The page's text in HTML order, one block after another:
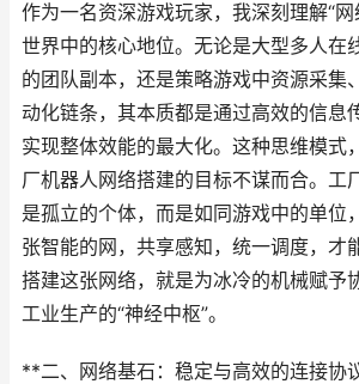
作为一名资深游戏玩家，我深刻理解“网
世界中的核心地位。无论是大型多人在
的团队副本，还是策略游戏中资源采集
动化链条，其本质都是通过高效的信息
实现整体效能的最大化。这种思维模式
厂机器人网络搭建的目标不谋而合。工
是孤立的个体，而是如同游戏中的单位
张智能的网，共享感知，统一调度，才
搭建这张网络，就是为冰冷的机械赋予
工业生产的“神经中枢”。
**二、网络基石：稳定与高效的连接协